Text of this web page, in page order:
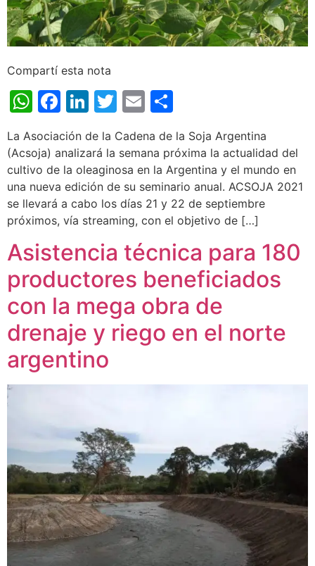
Compartí esta nota
WhatsApp
Facebook
LinkedIn
Twitter
Email
La Asociación de la Cadena de la Soja Argentina
(Acsoja) analizará la semana próxima la actualidad del
cultivo de la oleaginosa en la Argentina y el mundo en
una nueva edición de su seminario anual. ACSOJA 2021
se llevará a cabo los días 21 y 22 de septiembre
próximos, vía streaming, con el objetivo de […]
Asistencia técnica para 180
productores beneficiados
con la mega obra de
drenaje y riego en el norte
argentino